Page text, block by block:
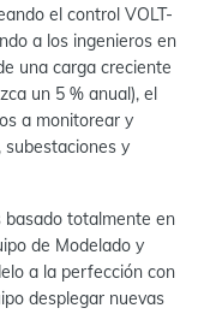
el control VOLT-
a los ingenieros en
una carga creciente
un 5 % anual), el
a monitorear y
subestaciones y
basado totalmente en
de Modelado y
a la perfección con
desplegar nuevas